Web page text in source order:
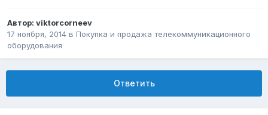
Автор: viktorcorneev
17 ноября, 2014 в Покупка и продажа телекоммуникационного
оборудования
Ответить